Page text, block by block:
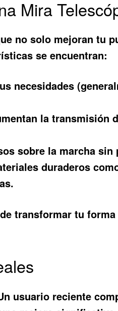
Mira
no solo mejoran tu
se encuentran:
necesidades
la transmisión
sobre la marcha
duraderos
transformar tu
usuario reciente